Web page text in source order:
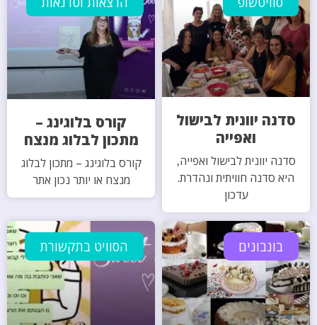
סדנה יוונית לבישול
ואפייה
סדנה יוונית לבישול ואפייה,
היא סדנה חוויתית ונהדרת.
עדכון
קורס בלוגינג –
מתכון לבלוג מנצח
קורס בלוגינג – מתכון לבלוג
מנצח או יותר נכון אתר
בונבונים הסוויט בתקשורת